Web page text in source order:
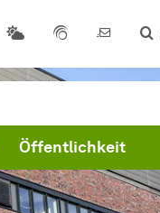
Öffentlichkeit